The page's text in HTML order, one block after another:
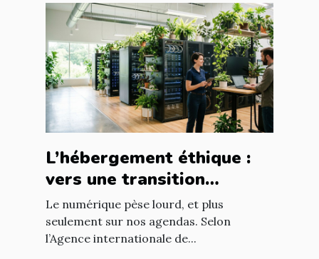
L’hébergement éthique :
vers une transition
digitale responsable
Le numérique pèse lourd, et plus
seulement sur nos agendas. Selon
l’Agence internationale de...